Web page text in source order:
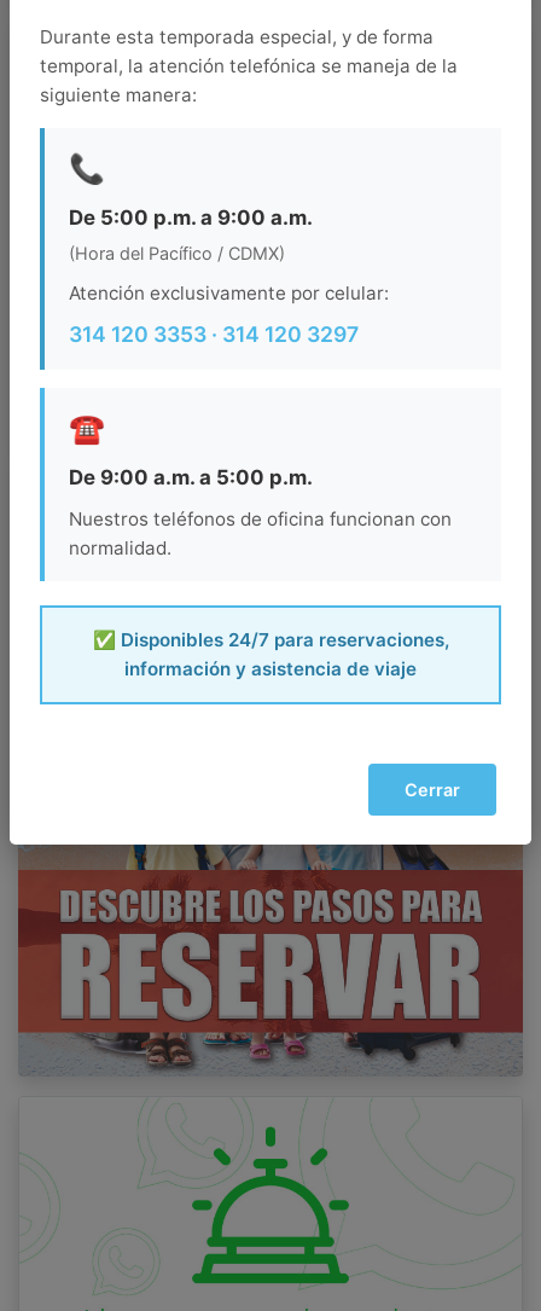
Destino
704527
Salida
Ocupacion
Durante esta temporada especial, y de forma
temporal, la atención telefónica se maneja de la
siguiente manera:
📞
De 5:00 p.m. a 9:00 a.m.
(Hora del Pacífico / CDMX)
Atención exclusivamente por celular:
314 120 3353 · 314 120 3297
☎️
De 9:00 a.m. a 5:00 p.m.
Nuestros teléfonos de oficina funcionan con
normalidad.
✅ Disponibles 24/7 para reservaciones,
información y asistencia de viaje
Cerrar